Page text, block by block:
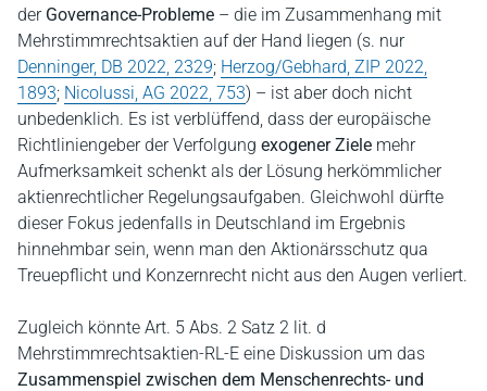
der Governance-Probleme – die im Zusammenhang mit
Mehrstimmrechtsaktien auf der Hand liegen (s. nur
Denninger, DB 2022, 2329; Herzog/Gebhard, ZIP 2022,
1893; Nicolussi, AG 2022, 753) – ist aber doch nicht
unbedenklich. Es ist verblüffend, dass der europäische
Richtliniengeber der Verfolgung exogener Ziele mehr
Aufmerksamkeit schenkt als der Lösung herkömmlicher
aktienrechtlicher Regelungsaufgaben. Gleichwohl dürfte
dieser Fokus jedenfalls in Deutschland im Ergebnis
hinnehmbar sein, wenn man den Aktionärsschutz qua
Treuepflicht und Konzernrecht nicht aus den Augen verliert.
Zugleich könnte Art. 5 Abs. 2 Satz 2 lit. d
Mehrstimmrechtsaktien-RL-E eine Diskussion um das
Zusammenspiel zwischen dem Menschenrechts- und